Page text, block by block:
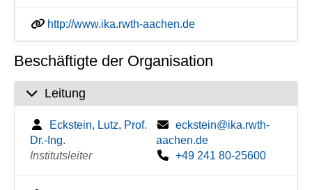
http://www.ika.rwth-aachen.de
Beschäftigte der Organisation
Leitung
Eckstein, Lutz, Prof.
Dr.-Ing.
Institutsleiter
eckstein@ika.rwth-
aachen.de
+49 241 80-25600